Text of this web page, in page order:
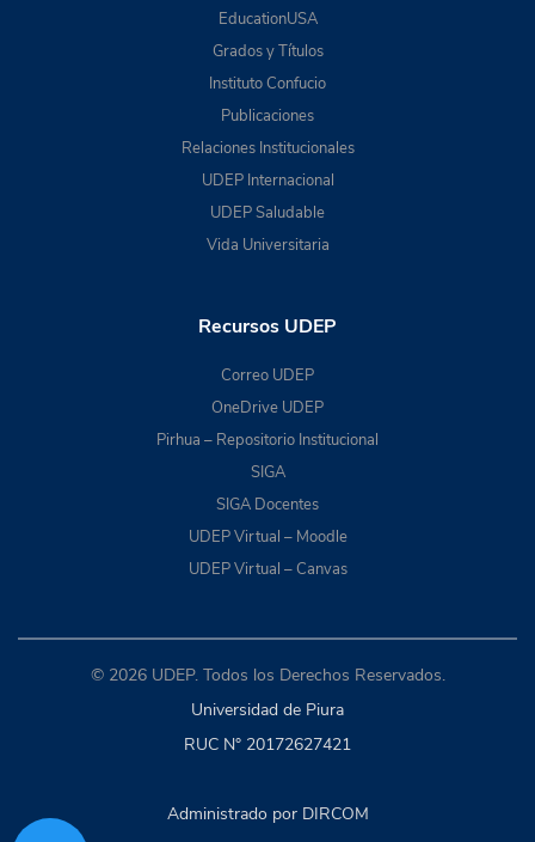
EducationUSA
Grados y Títulos
Instituto Confucio
Publicaciones
Relaciones Institucionales
UDEP Internacional
UDEP Saludable
Vida Universitaria
Recursos UDEP
Correo UDEP
OneDrive UDEP
Pirhua – Repositorio Institucional
SIGA
SIGA Docentes
UDEP Virtual – Moodle
UDEP Virtual – Canvas
© 2026 UDEP. Todos los Derechos Reservados.
Universidad de Piura
RUC N° 20172627421
Administrado por DIRCOM